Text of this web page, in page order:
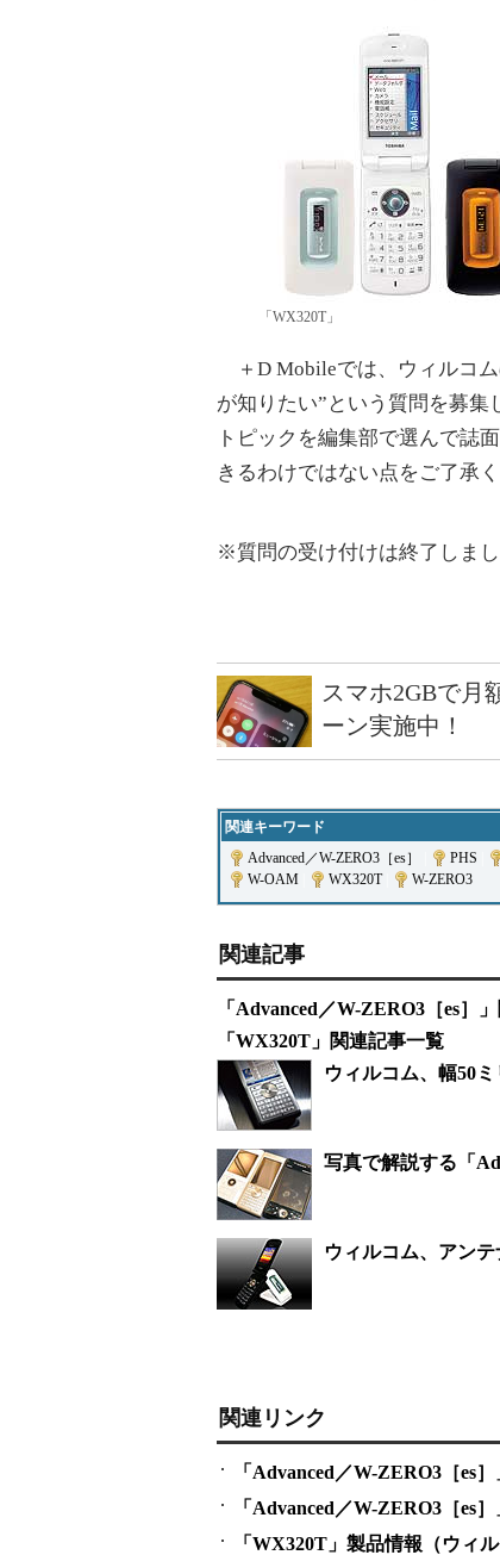
「WX320T」
＋D Mobileでは、ウィルコ
が知りたい”という質問を募
トピックを編集部で選んで誌
きるわけではない点をご了承く
※質問の受け付けは終了しまし
スマホ2GBで月
ーン実施中！
関連キーワード
Advanced／W-ZERO3［es］
PHS
W-OAM
WX320T| W-ZERO3
関連記事
「Advanced／W-ZERO3［es］
「WX320T」関連記事一覧
ウィルコム、幅50
写真で解説する「
ウィルコム、アン
関連リンク
「Advanced／W-ZERO3［es
「Advanced／W-ZERO3［es
「WX320T」製品情報（ウィル